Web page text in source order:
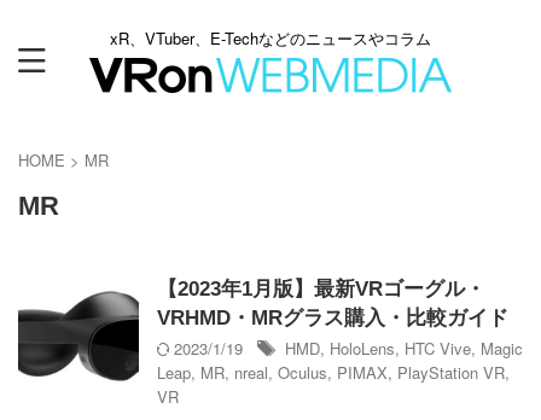
xR、VTuber、E-Techなどのニュースやコラム
HOME > MR
MR
【2023年1月版】最新VRゴーグル・
VRHMD・MRグラス購入・比較ガイド
2023/1/19
HMD, HoloLens, HTC Vive, Magic
Leap, MR, nreal, Oculus, PIMAX, PlayStation VR,
VR